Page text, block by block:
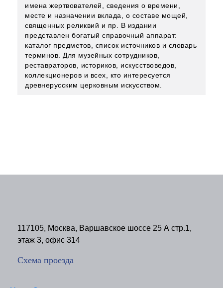
имена жертвователей, сведения о времени,
месте и назначении вклада, о составе мощей,
священных реликвий и пр. В издании
представлен богатый справочный аппарат:
каталог предметов, список источников и словарь
терминов. Для музейных сотрудников,
реставраторов, историков, искусствоведов,
коллекционеров и всех, кто интересуется
древнерусским церковным искусством.
117105, Москва, Варшавское шоссе 25 А стр.1,
этаж 3, офис 314
Схема проезда